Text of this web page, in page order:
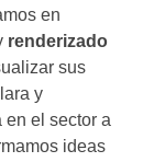
en
renderizado
sus
y
en el sector a
ideas